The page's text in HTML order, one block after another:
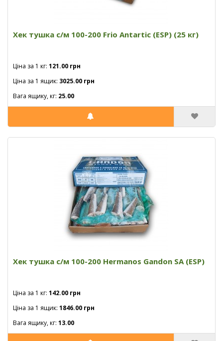
Хек тушка с/м 100-200 Frio Antartic (ESP) (25 кг)
Ціна за 1 кг: 121.00 грн
Ціна за 1 ящик: 3025.00 грн
Вага ящику, кг: 25.00
Хек тушка с/м 100-200 Hermanos Gandon SA (ESP)
Ціна за 1 кг: 142.00 грн
Ціна за 1 ящик: 1846.00 грн
Вага ящику, кг: 13.00